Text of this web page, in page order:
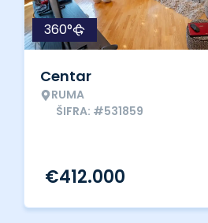
360°
Centar
RUMA
ŠIFRA: #531859
€412.000